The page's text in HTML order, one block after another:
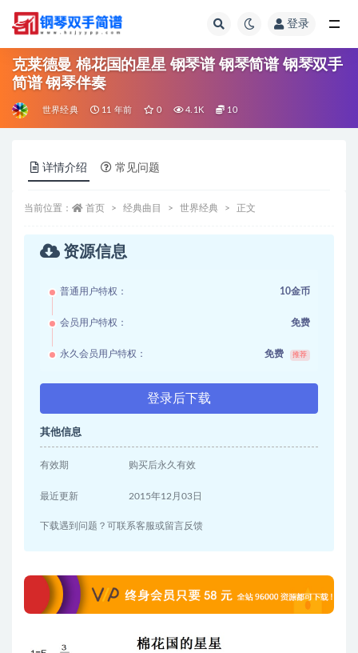
登录
克莱德曼 棉花国的星星 钢琴谱 钢琴简谱 钢琴双手
简谱 钢琴伴奏
世界经典 11 年前 0 4.1K 10
详情介绍 常见问题
当前位置： 首页 经典曲目 世界经典 正文
资源信息
普通用户特权： 10金币
会员用户特权： 免费
永久会员用户特权： 免费 推荐
登录后下载
其他信息
有效期 购买后永久有效
最近更新 2015年12月03日
下载遇到问题？可联系客服或留言反馈